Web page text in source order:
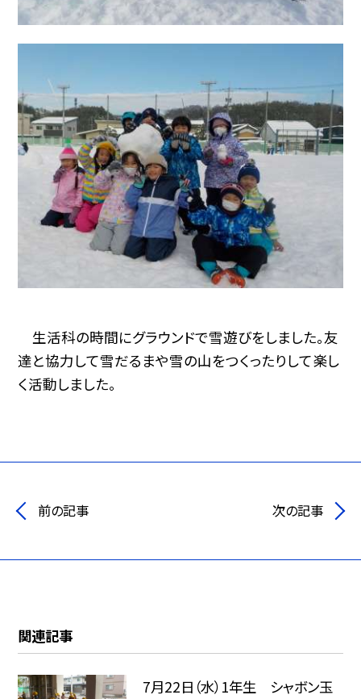
生活科の時間にグラウンドで雪遊びをしました。友
達と協力して雪だるまや雪の山をつくったりして楽し
く活動しました。
前の記事 次の記事
関連記事
7月22日（水）1年生 シャボン玉